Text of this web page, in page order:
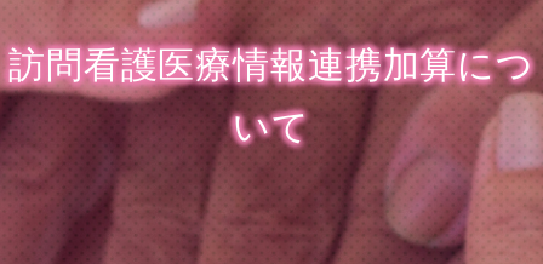
訪問看護医療情報連携加算につ
いて